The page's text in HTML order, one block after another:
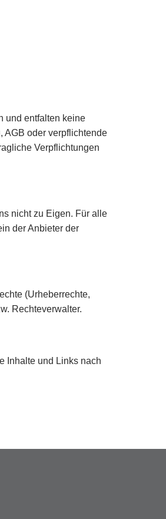
und entfalten keine
AGB oder verpflichtende
Verpflichtungen
nicht zu Eigen. Für alle
der Anbieter der
(Urheberrechte,
Rechteverwalter.
Inhalte und Links nach